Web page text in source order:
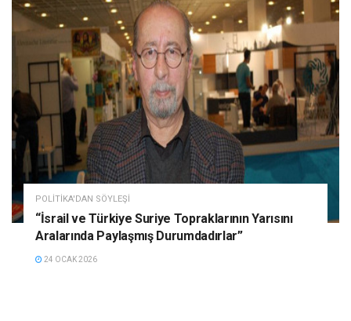
POLITIKA'DAN SÖYLEŞI
“İsrail ve Türkiye Suriye Topraklarının Yarısını
Aralarında Paylaşmış Durumdadırlar”
24 OCAK 2026